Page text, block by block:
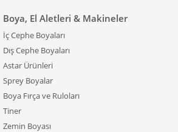
Boya, El Aletleri & Makineler
İç Cephe Boyaları
Dış Cephe Boyaları
Astar Ürünleri
Sprey Boyalar
Boya Fırça ve Ruloları
Tiner
Zemin Boyası